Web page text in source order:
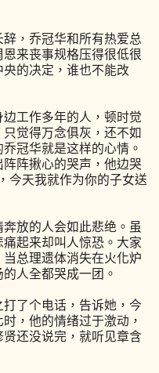
，乔冠华和所有热爱总
来丧事规格压得很低很
的决定，谁也不能改
工作多年的人，顿时觉
觉得万念俱灰，还不如
冠华就是这样的心情。
阵揪心的哭声，他边哭
今天我就作为你的子女送
放的人会如此悲绝。虽
起来却叫人惊恐。大家
总理遗体消失在火化炉
人全都哭成一团。
了个电话，告诉她，今
，他的情绪过于激动，
还没说完，就听见章含